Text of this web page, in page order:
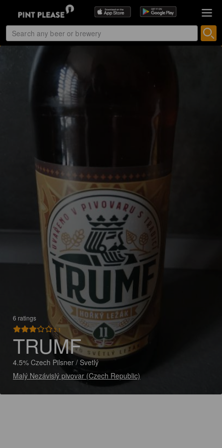
6 ratings
3.1
TRUMF
4.5% Czech Pilsner / Svetlý
Malý Nezávislý pivovar (Czech Republic)